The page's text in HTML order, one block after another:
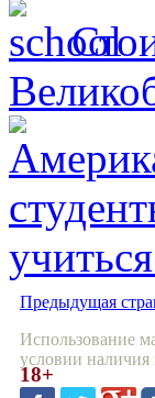
Предыдущая
Использование
условии
18+